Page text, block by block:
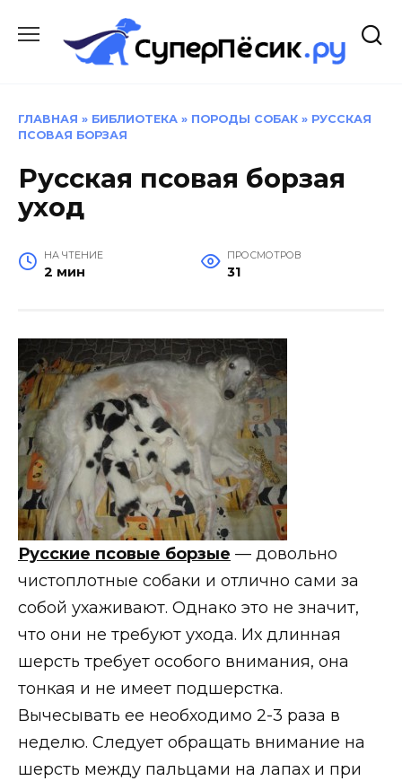
содержанию
ГЛАВНАЯ » БИБЛИОТЕКА » ПОРОДЫ СОБАК » РУССКАЯ
ПСОВАЯ БОРЗАЯ
Русская псовая борзая
уход
НА ЧТЕНИЕ
2 мин
ПРОСМОТРОВ
31
Русские псовые борзые — довольно
чистоплотные собаки и отлично сами за
собой ухаживают. Однако это не значит,
что они не требуют ухода. Их длинная
шерсть требует особого внимания, она
тонкая и не имеет подшерстка.
Вычесывать ее необходимо 2-3 раза в
неделю. Следует обращать внимание на
шерсть между пальцами на лапах и при